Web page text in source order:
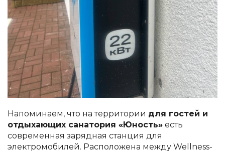
Напоминаем, что на территории для гостей и
отдыхающих санатория «Юность» есть
современная зарядная станция для
электромобилей. Расположена между Wellness-